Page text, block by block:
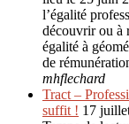
l’égalité
découvrir ou à
égalité à
de
mhflechard
Tract –
suffit ! 17